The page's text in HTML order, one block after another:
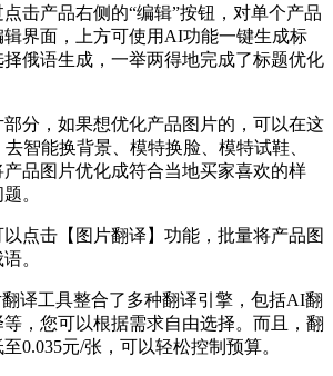
击产品右侧的“编辑”按钮，对单个产品
界面，上方可使用AI功能一键生成标
俄语生成，一举两得地完成了标题优化
分，如果想优化产品图片的，可以在这
智能换背景、模特换脸、模特试鞋、
品图片优化成符合当地买家喜欢的样
。
点击【图片翻译】功能，批量将产品图
。
译工具整合了多种翻译引擎，包括AI翻
，您可以根据需求自由选择。而且，翻
0.035元/张，可以轻松控制预算。